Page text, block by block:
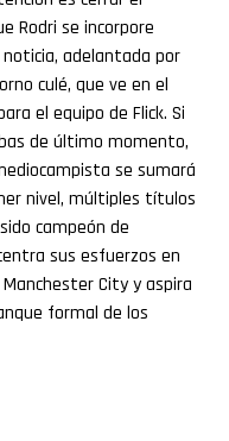
Rodri se incorpore
adelantada por
culé, que ve en el
el equipo de Flick. Si
de último momento,
se sumará
nivel, múltiples títulos
campeón de
sus esfuerzos en
City y aspira
formal de los